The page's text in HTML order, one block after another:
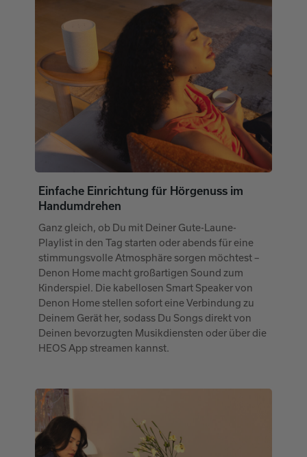
Einfache Einrichtung für Hörgenuss im
Handumdrehen
Ganz gleich, ob Du mit Deiner Gute-Laune-
Playlist in den Tag starten oder abends für eine
stimmungsvolle Atmosphäre sorgen möchtest –
Denon Home macht großartigen Sound zum
Kinderspiel. Die kabellosen Smart Speaker von
Denon Home stellen sofort eine Verbindung zu
Deinem Gerät her, sodass Du Songs direkt von
Deinen bevorzugten Musikdiensten oder über die
HEOS App streamen kannst.